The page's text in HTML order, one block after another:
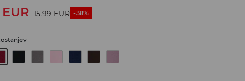
EUR 15,99 EUR -38%